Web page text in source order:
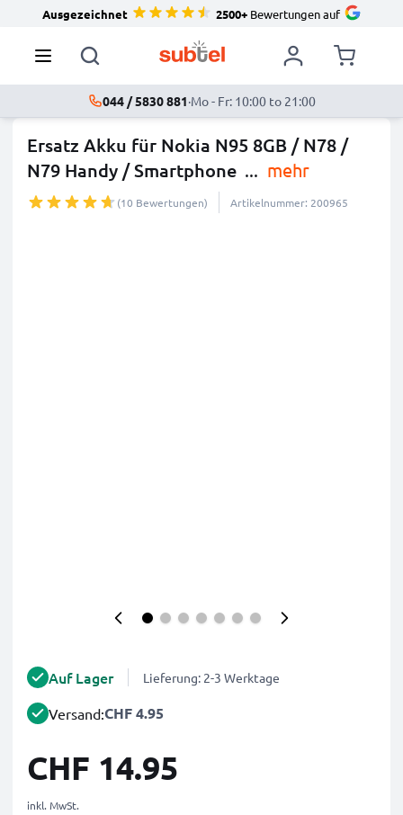
Ausgezeichnet 2500+Bewertungen auf
044 / 5830 881·Mo - Fr: 10:00 to 21:00
Ersatz Akku für Nokia N95 8GB / N78 /
N79 Handy / Smartphone ... mehr
(10 Bewertungen) Artikelnummer: 200965
Auf Lager Lieferung: 2-3 Werktage
Versand:CHF 4.95
CHF 14.95
inkl. MwSt.